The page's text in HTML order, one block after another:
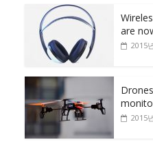
are
2015
2015